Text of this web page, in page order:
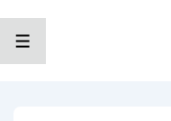
InhaltMENÜ